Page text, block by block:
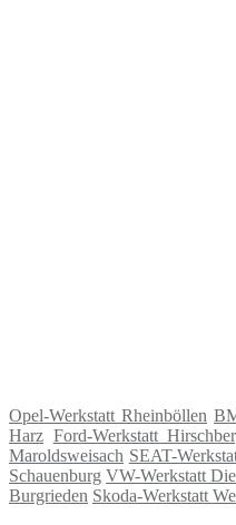
Opel-Werkstatt Rheinböllen
Harz Ford-Werkstatt
Maroldsweisach SEAT-
Schauenburg VW-Werkstatt
Burgrieden Skoda-Werkstatt